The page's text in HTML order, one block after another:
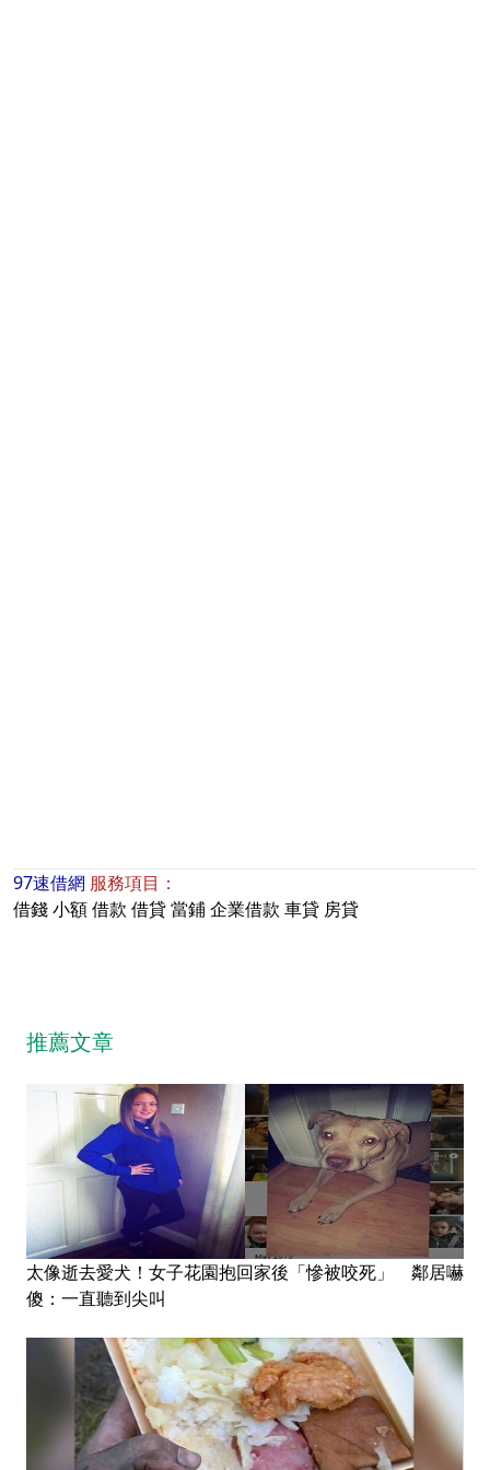
97速借網 服務項目：
借錢小額借款 借貸當鋪企業借款 車貸 房貸
推薦文章
太像逝去愛犬！女子花園抱回家後「慘被咬死」 鄰居嚇
傻：一直聽到尖叫